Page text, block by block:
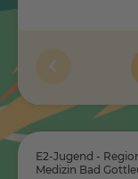
E2-Jugend -
Medizin Bad